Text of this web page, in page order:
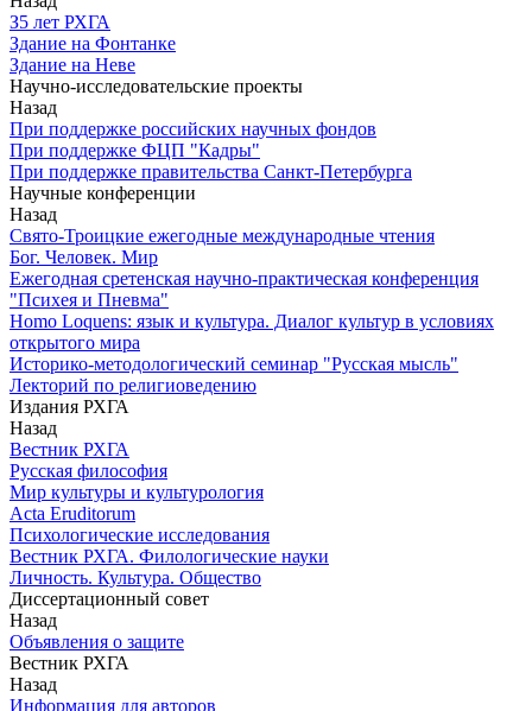
З5 лет РХГА
Здание на Фонтанке
Здание на Неве
Научно-исследовательские проекты
Назад
При поддержке российских научных фондов
При поддержке ФЦП "Кадры"
При поддержке правительства Санкт-Петербурга
Научные конференции
Назад
Свято-Троицкие ежегодные международные чтения
Бог. Человек. Мир
Ежегодная сретенская научно-практическая конференция
"Психея и Пневма"
Homo Loquens: язык и культура. Диалог культур в условиях
открытого мира
Историко-методологический семинар "Русская мысль"
Лекторий по религиоведению
Издания РХГА
Назад
Вестник РХГА
Русская философия
Мир культуры и культурология
Acta Eruditorum
Психологические исследования
Вестник РХГА. Филологические науки
Личность. Культура. Общество
Диссертационный совет
Назад
Объявления о защите
Вестник РХГА
Назад
Информация для авторов